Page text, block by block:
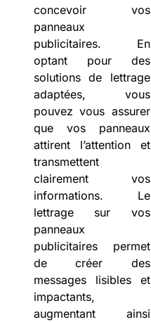
concevoir vos
panneaux
publicitaires. En
optant pour des
solutions de lettrage
adaptées, vous
pouvez vous assurer
que vos panneaux
attirent l’attention et
transmettent
clairement vos
informations. Le
lettrage sur vos
panneaux
publicitaires permet
de créer des
messages lisibles et
impactants,
augmentant ainsi